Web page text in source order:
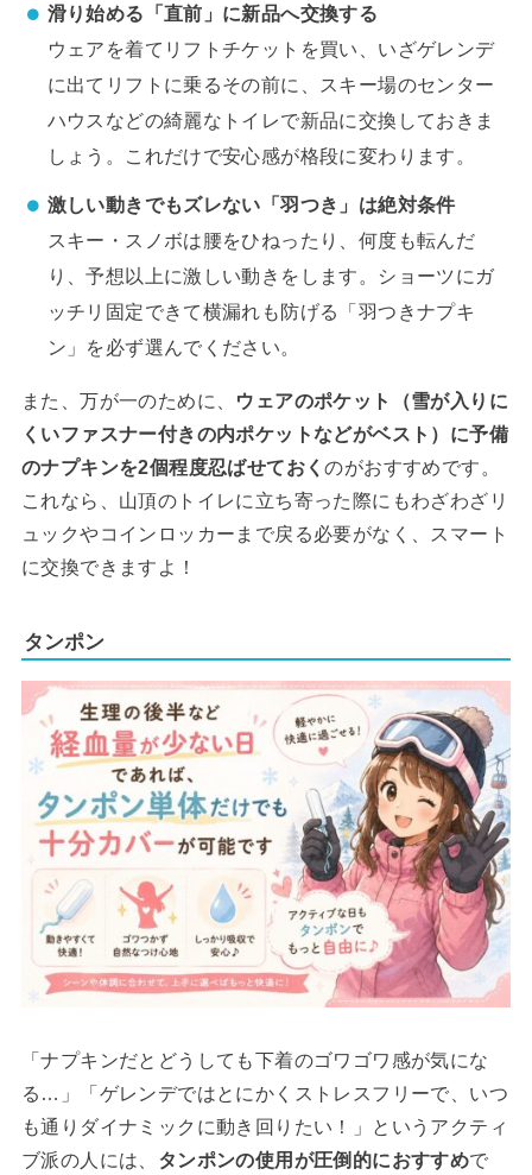
滑り始める「直前」に新品へ交換する
ウェアを着てリフトチケットを買い、いざゲレンデ
に出てリフトに乗るその前に、スキー場のセンター
ハウスなどの綺麗なトイレで新品に交換しておきま
しょう。これだけで安心感が格段に変わります。
激しい動きでもズレない「羽つき」は絶対条件
スキー・スノボは腰をひねったり、何度も転んだ
り、予想以上に激しい動きをします。ショーツにガ
ッチリ固定できて横漏れも防げる「羽つきナプキ
ン」を必ず選んでください。
また、万が一のために、 ウェアのポケット（雪が入りに
くいファスナー付きの内ポケットなどがベスト）に予備
のナプキンを2個程度忍ばせておくのがおすすめです。
これなら、山頂のトイレに立ち寄った際にもわざわざリ
ュックやコインロッカーまで戻る必要がなく、スマート
に交換できますよ！
タンポン
「ナプキンだとどうしても下着のゴワゴワ感が気にな
る…」「ゲレンデではとにかくストレスフリーで、いつ
も通りダイナミックに動き回りたい！」というアクティ
ブ派の人には、 タンポンの使用が圧倒的におすすめで